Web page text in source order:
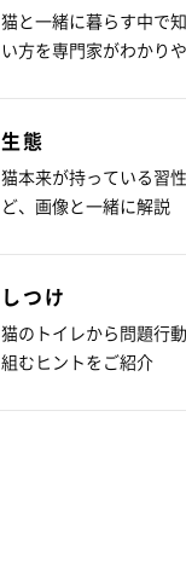
猫と一緒に暮らす中で
い方を専門家がわかり
生態
猫本来が持っている習
ど、画像と一緒に解説
しつけ
猫のトイレから問題行
組むヒントをご紹介